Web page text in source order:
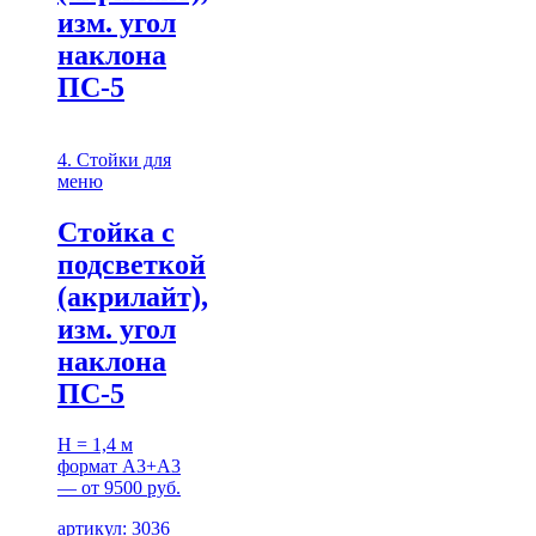
изм. угол
наклона
ПС-5
4. Стойки для
меню
Стойка с
подсветкой
(акрилайт),
изм. угол
наклона
ПС-5
H = 1,4 м
формат А3+А3
— от 9500 руб.
артикул: 3036